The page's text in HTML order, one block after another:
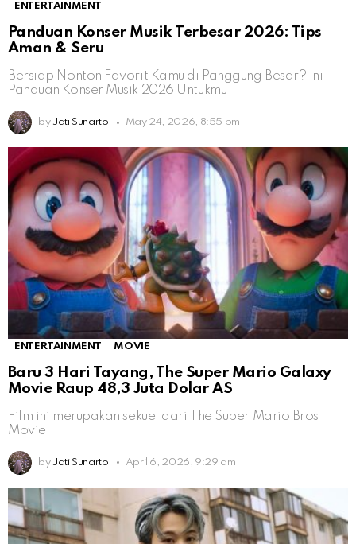
ENTERTAINMENT
Panduan Konser Musik Terbesar 2026: Tips
Aman & Seru
Bersiap Nonton Favorit Kamu di Panggung Besar? Ini
Panduan Konser Musik 2026 Untukmu
by Jati Sunarto May 24, 2026, 8:55 pm
ENTERTAINMENT MOVIE
Baru 3 Hari Tayang, The Super Mario Galaxy
Movie Raup 48,3 Juta Dolar AS
Film ini merupakan sekuel dari The Super Mario Bros
Movie
by Jati Sunarto April 6, 2026, 9:29 am